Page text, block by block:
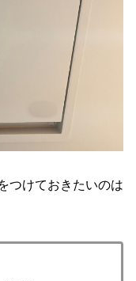
つけておきたいのは